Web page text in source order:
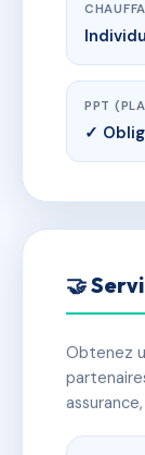
PPT
✓
🤝
Obtenez